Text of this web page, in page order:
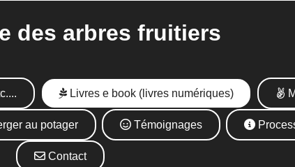
arbres fruitiers
Livres e book (livres numériques)
au potager Témoignages
Contact